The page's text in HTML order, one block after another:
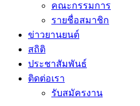
คณะกรรมการ
รายชื่อสมาชิก
ข่าวยานยนต์
สถิติ
ประชาสัมพันธ์
ติดต่อเรา
รับสมัครงาน